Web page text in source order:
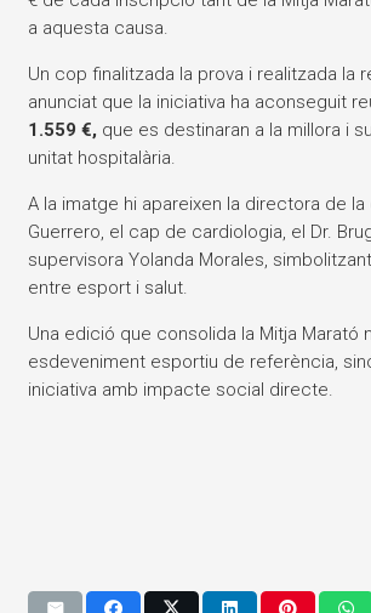
a aquesta causa.
Un cop finalitzada la prova i realitzada la
anunciat que la iniciativa ha aconseguit
1.559 €, que es destinaran a la millora i
unitat hospitalària.
A la imatge hi apareixen la directora de la
Guerrero, el cap de cardiologia, el Dr.
supervisora Yolanda Morales,
entre esport i salut.
Una edició que consolida la Mitja Marató
esdeveniment esportiu de referència,
iniciativa amb impacte social directe.